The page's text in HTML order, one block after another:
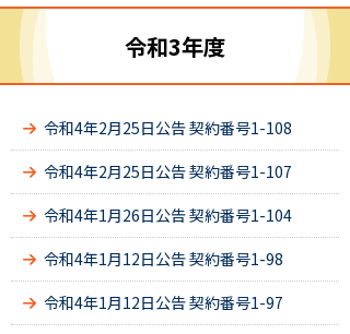
令和3年度
令和4年2月25日公告 契約番号1-108
令和4年2月25日公告 契約番号1-107
令和4年1月26日公告 契約番号1-104
令和4年1月12日公告 契約番号1-98
令和4年1月12日公告 契約番号1-97